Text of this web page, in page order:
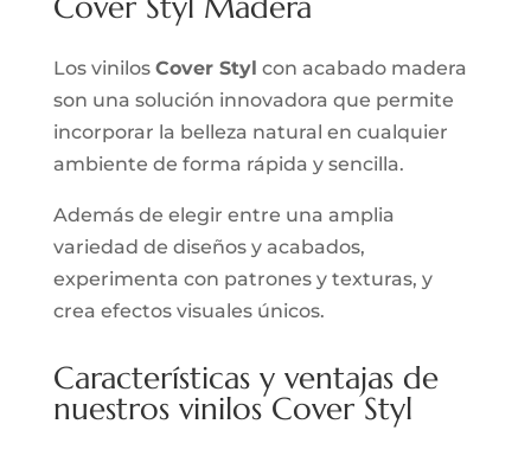
Los vinilos Cover Styl con acabado madera
son una solución innovadora que permite
incorporar la belleza natural en cualquier
ambiente de forma rápida y sencilla.
Además de elegir entre una amplia
variedad de diseños y acabados,
experimenta con patrones y texturas, y
crea efectos visuales únicos.
Características y ventajas de
nuestros vinilos Cover Styl